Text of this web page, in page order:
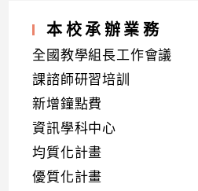
本校承辦業務
全國教學組長工作會議
課諮師研習培訓
新增鐘點費
資訊學科中心
均質化計畫
優質化計畫